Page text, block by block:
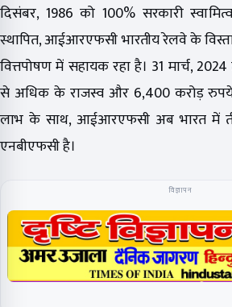
दिसंबर, 1986 को 100% सरकारी
स्थापित, आईआरएफसी भारतीय रेलवे के
वित्तपोषण में सहायक रहा है। 31 मार्च,
से अधिक के राजस्व और 6,400 करोड़
लाभ के साथ, आईआरएफसी अब भारत में
एनबीएफसी है।
विज्ञापन